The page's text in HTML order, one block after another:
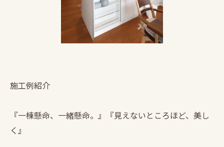
施工例紹介
『一棟懸命、一緒懸命。』『見えないところほど、美し
く』